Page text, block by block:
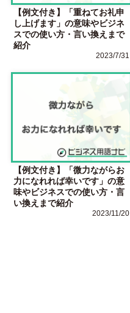
【例文付き】「重ねてお礼申
し上げます」の意味やビジネ
スでの使い方・言い換えまで
紹介
2023/7/31
【例文付き】「微力ながらお
力になれれば幸いです」の意
味やビジネスでの使い方・言
い換えまで紹介
2023/11/20